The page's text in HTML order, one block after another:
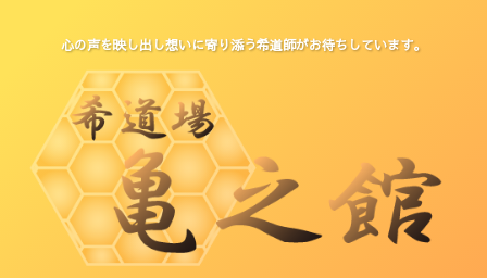
心の声を映し出し想いに寄り添う希道師がお待ちしています。